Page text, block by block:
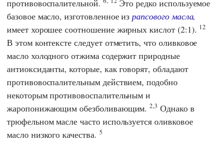
противовоспалительной.
Это редко используемое
базовое масло, изготовленное из рапсового масла,
имеет хорошее соотношение жирных кислот (2:1). 12
В этом контексте следует отметить, что оливковое
масло холодного отжима содержит природные
антиоксиданты, которые, как говорят, обладают
противовоспалительным действием, подобно
некоторым противовоспалительным и
жаропонижающим обезболивающим.2,3 Однако в
трюфельном масле часто используется оливковое
масло низкого качества. 5